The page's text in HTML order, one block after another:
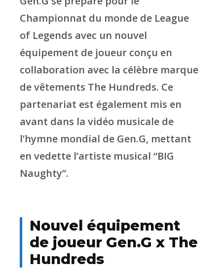
Championnat du monde de League
of Legends avec un nouvel
équipement de joueur conçu en
collaboration avec la célèbre marque
de vêtements The Hundreds. Ce
partenariat est également mis en
avant dans la vidéo musicale de
l’hymne mondial de Gen.G, mettant
en vedette l’artiste musical “BIG
Naughty”.
Nouvel équipement
de joueur Gen.G x The
Hundreds